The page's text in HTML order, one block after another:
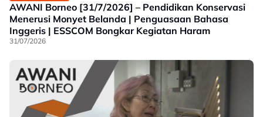
AWANI Borneo [31/7/2026] – Pendidikan Konservasi
Menerusi Monyet Belanda | Penguasaan Bahasa
Inggeris | ESSCOM Bongkar Kegiatan Haram
31/07/2026